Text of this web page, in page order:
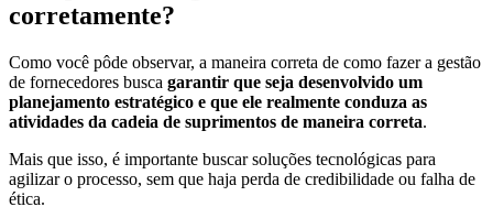
corretamente?
Como você pôde observar, a maneira correta de como fazer a gestão
de fornecedores busca garantir que seja desenvolvido um
planejamento estratégico e que ele realmente conduza as
atividades da cadeia de suprimentos de maneira correta.
Mais que isso, é importante buscar soluções tecnológicas para
agilizar o processo, sem que haja perda de credibilidade ou falha de
ética.